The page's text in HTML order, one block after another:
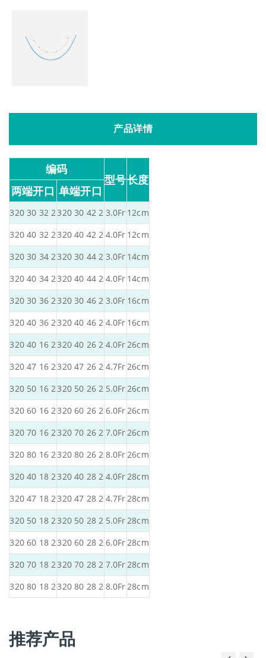
产品详情
编码
型号长度
两端开口 单端开口
320 30 32 2320 30 42 2 3.0Fr 12cm
320 40 32 2320 40 42 2 4.0Fr 12cm
320 30 34 2320 30 44 2 3.0Fr 14cm
320 40 34 2320 40 44 2 4.0Fr 14cm
320 30 36 2320 30 46 2 3.0Fr 16cm
320 40 36 2320 40 46 2 4.0Fr 16cm
320 40 16 2320 40 26 2 4.0Fr26cm
320 47 16 2320 47 26 2 4.7Fr26cm
320 50 16 2320 50 26 2 5.0Fr26cm
320 60 16 2320 60 26 2 6.0Fr26cm
320 70 16 2320 70 26 2 7.0Fr26cm
320 80 16 2320 80 26 2 8.0Fr26cm
320 40 18 2320 40 28 2 4.0Fr28cm
320 47 18 2320 47 28 2 4.7Fr28cm
320 50 18 2320 50 28 2 5.0Fr28cm
320 60 18 2320 60 28 2 6.0Fr28cm
320 70 18 2320 70 28 2 7.0Fr28cm
320 80 18 2320 80 28 2 8.0Fr28cm
推荐产品